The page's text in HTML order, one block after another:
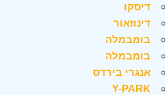
דיסקו
דינוזאור
בומבמלה
בומבמלה
אנגרי בירדס
Y-PARK